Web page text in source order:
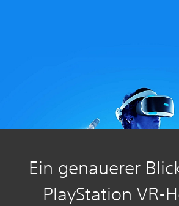
Ein genauerer
PlayStation VR-